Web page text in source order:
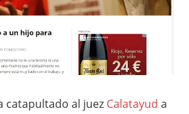
catapultado al juez Calatayud a